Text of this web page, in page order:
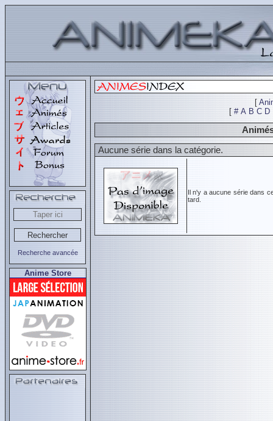
Recherche avancée
Anime Store
[
[ # A B C D
Aucune série dans la catégorie.
Il n'y a aucune série dans
tard.